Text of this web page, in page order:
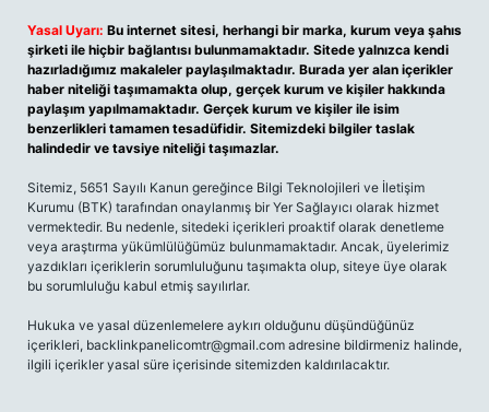
Yasal Uyarı: Bu internet sitesi, herhangi bir marka, kurum veya şahıs
şirketi ile hiçbir bağlantısı bulunmamaktadır. Sitede yalnızca kendi
hazırladığımız makaleler paylaşılmaktadır. Burada yer alan içerikler
haber niteliği taşımamakta olup, gerçek kurum ve kişiler hakkında
paylaşım yapılmamaktadır. Gerçek kurum ve kişiler ile isim
benzerlikleri tamamen tesadüfidir. Sitemizdeki bilgiler taslak
halindedir ve tavsiye niteliği taşımazlar.
Sitemiz, 5651 Sayılı Kanun gereğince Bilgi Teknolojileri ve İletişim
Kurumu (BTK) tarafından onaylanmış bir Yer Sağlayıcı olarak hizmet
vermektedir. Bu nedenle, sitedeki içerikleri proaktif olarak denetleme
veya araştırma yükümlülüğümüz bulunmamaktadır. Ancak, üyelerimiz
yazdıkları içeriklerin sorumluluğunu taşımakta olup, siteye üye olarak
bu sorumluluğu kabul etmiş sayılırlar.
Hukuka ve yasal düzenlemelere aykırı olduğunu düşündüğünüz
içerikleri, backlinkpanelicomtr@gmail.com adresine bildirmeniz halinde,
ilgili içerikler yasal süre içerisinde sitemizden kaldırılacaktır.